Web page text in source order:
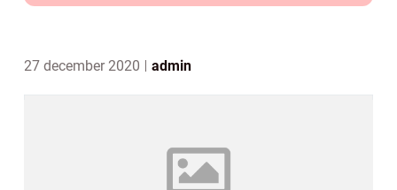
27 december 2020 admin